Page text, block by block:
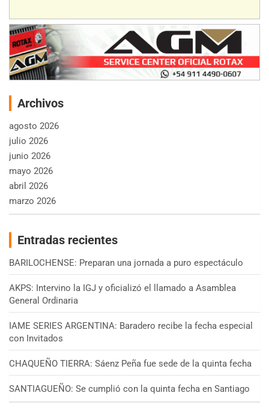
Archivos
agosto 2026
julio 2026
junio 2026
mayo 2026
abril 2026
marzo 2026
Entradas recientes
BARILOCHENSE: Preparan una jornada a puro espectáculo
AKPS: Intervino la IGJ y oficializó el llamado a Asamblea
General Ordinaria
IAME SERIES ARGENTINA: Baradero recibe la fecha especial
con Invitados
CHAQUEÑO TIERRA: Sáenz Peña fue sede de la quinta fecha
SANTIAGUEÑO: Se cumplió con la quinta fecha en Santiago